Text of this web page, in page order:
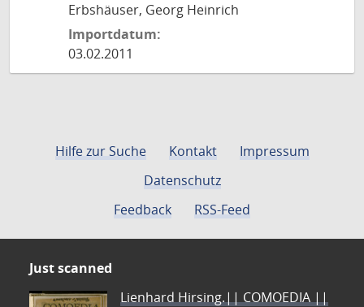
Erbshäuser, Georg Heinrich
Importdatum:
03.02.2011
Hilfe zur Suche Kontakt
Impressum
Datenschutz
Feedback
RSS-Feed
Just scanned
Lienhard Hirsing.|| COMOEDIA ||